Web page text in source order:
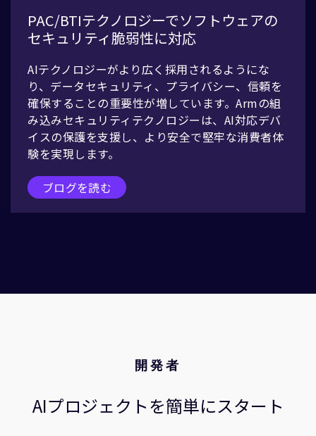
PAC/BTIテクノロジーでソフトウェアの
セキュリティ脆弱性に対応
AIテクノロジーがより広く採用されるようにな
り、データセキュリティ、プライバシー、信頼を
確保することの重要性が増しています。Armの組
み込みセキュリティテクノロジーは、AI対応デバ
イスの保護を支援し、より安全で堅牢な消費者体
験を実現します。
ブログを読む
開発者
AIプロジェクトを簡単にスタート